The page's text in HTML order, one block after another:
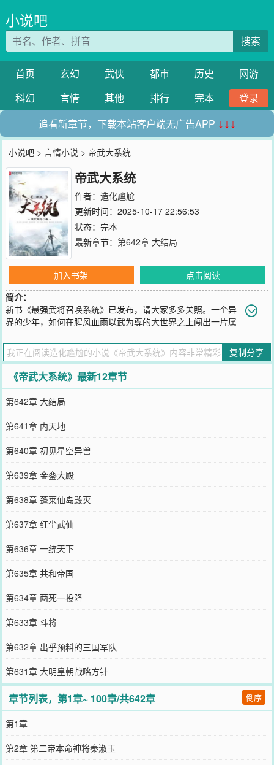
小说吧
搜索
首页 玄幻 武侠 都市 历史
网游
科幻
言情 其他 排行 完本
登录
追看新章节，下载本站客户端无广告APP ↓↓↓
小说吧 >言情小说 > 帝武大系统
帝武大系统
作者： 造化尴尬
更新时间：2025-10-17 22:56:53
状态：完本
最新章节： 第642章 大结局
加入书架
点击阅读
简介：
新书《最强武将召唤系统》已发布，请大家多多关照。一个异
界的少年，如何在腥风血雨以武为尊的大世界之上闯出一片属
辅助下成功跳出天地的束缚，走上永生的道路。帝路尽头谁为峰，一
见无始道成空。欢迎加入帝武大系统，群聊号码：本书已进入完结状
态，新书《至尊无量劫》已经发布，希望大家对我的新书多多灌溉。
您要是觉得《帝武大系统》还不错的话请不要忘记向您QQ群和微博微
信里的朋友推荐哦！
复制分享
《帝武大系统》最新12章节
第642章 大结局
第641章 内天地
第640章 初见星空异兽
第639章 金銮大殿
第638章 蓬莱仙岛毁灭
第637章 红尘武仙
第636章 一统天下
第635章 共和帝国
第634章 两死一投降
第633章 斗将
第632章 出乎预料的三国军队
第631章 大明皇朝战略方针
章节列表，第1章~ 100章/共642章 倒序
第1章
第2章 第二帝本命神将秦淑玉